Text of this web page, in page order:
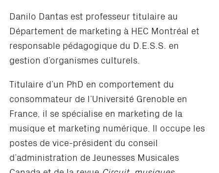
Danilo Dantas est professeur titulaire au
Département de marketing à HEC Montréal et
responsable pédagogique du D.E.S.S. en
gestion d’organismes culturels.
Titulaire d’un PhD en comportement du
consommateur de l’Université Grenoble en
France, il se spécialise en marketing de la
musique et marketing numérique. Il occupe les
postes de vice-président du conseil
d’administration de Jeunesses Musicales